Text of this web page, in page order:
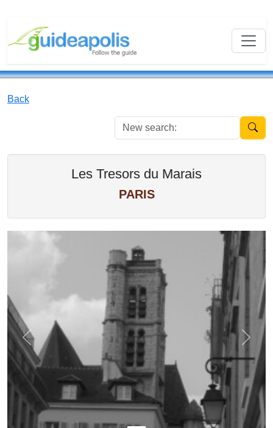
Back
New
Les Tresors du Marais
PARIS
Previous Next